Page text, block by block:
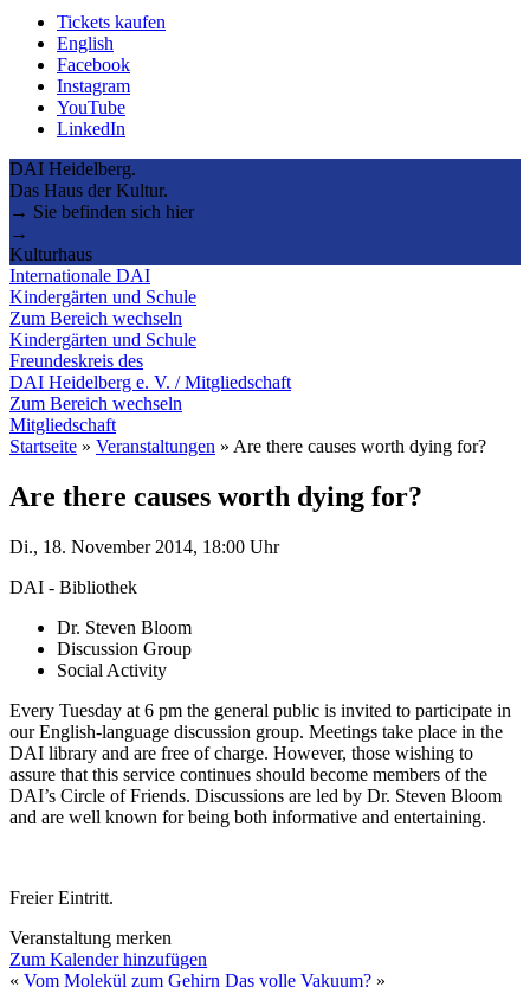
Tickets kaufen
English
Facebook
Instagram
YouTube
LinkedIn
DAI Heidelberg.
Das Haus der Kultur.
→ Sie befinden sich hier
→
Kulturhaus
Internationale DAI
Kindergärten und Schule
Zum Bereich wechseln
Kindergärten und Schule
Freundeskreis des
DAI Heidelberg e. V. / Mitgliedschaft
Zum Bereich wechseln
Mitgliedschaft
Startseite » Veranstaltungen » Are there causes worth dying for?
Are there causes worth dying for?
Di., 18. November 2014, 18:00 Uhr
DAI - Bibliothek
Dr. Steven Bloom
Discussion Group
Social Activity
Every Tuesday at 6 pm the general public is invited to participate in
our English-language discussion group. Meetings take place in the
DAI library and are free of charge. However, those wishing to
assure that this service continues should become members of the
DAI’s Circle of Friends. Discussions are led by Dr. Steven Bloom
and are well known for being both informative and entertaining.
Freier Eintritt.
Veranstaltung merken
Zum Kalender hinzufügen
« Vom Molekül zum Gehirn Das volle Vakuum? »